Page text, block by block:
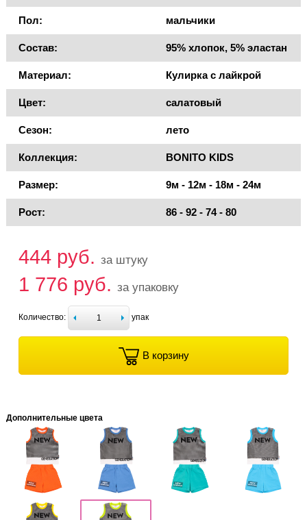
Пол: мальчики
Состав: 95% хлопок, 5% эластан
Материал: Кулирка с лайкрой
Цвет: салатовый
Сезон: лето
Коллекция: BONITO KIDS
Размер: 9м - 12м - 18м - 24м
Рост: 86 - 92 - 74 - 80
444 руб. за штуку
1 776 руб. за упаковку
Количество: упак
В корзину
Дополнительные цвета